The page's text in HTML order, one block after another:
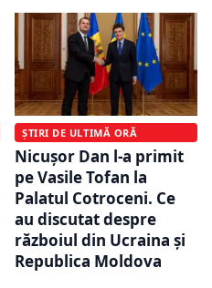
ȘTIRI DE ULTIMĂ ORĂ
Nicușor Dan l-a primit
pe Vasile Tofan la
Palatul Cotroceni. Ce
au discutat despre
războiul din Ucraina și
Republica Moldova